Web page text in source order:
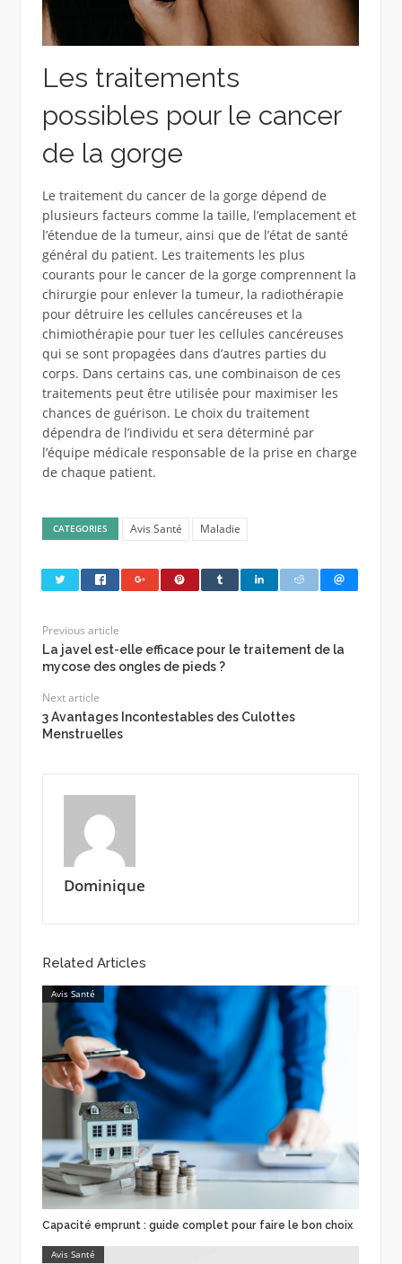
Les traitements
possibles pour le cancer
de la gorge
Le traitement du cancer de la gorge dépend de
plusieurs facteurs comme la taille, l’emplacement et
l’étendue de la tumeur, ainsi que de l’état de santé
général du patient. Les traitements les plus
courants pour le cancer de la gorge comprennent la
chirurgie pour enlever la tumeur, la radiothérapie
pour détruire les cellules cancéreuses et la
chimiothérapie pour tuer les cellules cancéreuses
qui se sont propagées dans d’autres parties du
corps. Dans certains cas, une combinaison de ces
traitements peut être utilisée pour maximiser les
chances de guérison. Le choix du traitement
dépendra de l’individu et sera déterminé par
l’équipe médicale responsable de la prise en charge
de chaque patient.
CATEGORIES Avis Santé Maladie
Previous article
La javel est-elle efficace pour le traitement de la
mycose des ongles de pieds ?
Next article
3 Avantages Incontestables des Culottes
Menstruelles
Dominique
Related Articles
Avis Santé
Capacité emprunt : guide complet pour faire le bon choix
Avis Santé